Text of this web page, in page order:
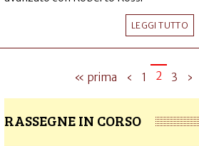
LEGGI TUTTO
« prima ‹ 1 2 3 ›
RASSEGNE IN CORSO